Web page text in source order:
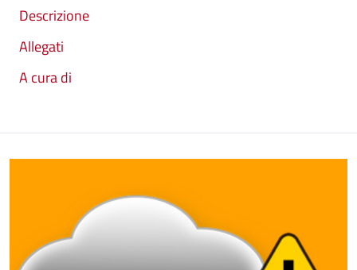
Descrizione
Allegati
A cura di